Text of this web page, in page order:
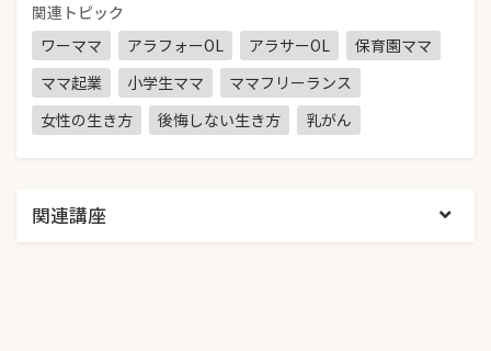
関連トピック
ワーママ
アラフォーOL アラサーOL
保育園ママ
ママ起業
小学生ママ
ママフリーランス
女性の生き方
後悔しない生き方 乳がん
関連講座